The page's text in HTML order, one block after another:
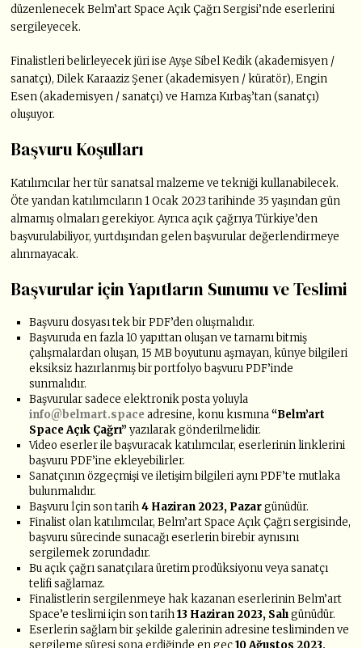
düzenlenecek Belm’art Space Açık Çağrı Sergisi’nde eserlerini
sergileyecek.
Finalistleri belirleyecek jüri ise Ayşe Sibel Kedik (akademisyen /
sanatçı), Dilek Karaaziz Şener (akademisyen / küratör), Engin
Esen (akademisyen / sanatçı) ve Hamza Kırbaş’tan (sanatçı)
oluşuyor.
Başvuru Koşulları
Katılımcılar her tür sanatsal malzeme ve tekniği kullanabilecek.
Öte yandan katılımcıların 1 Ocak 2023 tarihinde 35 yaşından gün
almamış olmaları gerekiyor. Ayrıca açık çağrıya Türkiye’den
başvurulabiliyor, yurtdışından gelen başvurular değerlendirmeye
alınmayacak.
Başvurular için Yapıtların Sunumu ve Teslimi
Başvuru dosyası tek bir PDF’den oluşmalıdır.
Başvuruda en fazla 10 yapıttan oluşan ve tamamı bitmiş
çalışmalardan oluşan, 15 MB boyutunu aşmayan, künye bilgileri
eksiksiz hazırlanmış bir portfolyo başvuru PDF’inde
sunmalıdır.
Başvurular sadece elektronik posta yoluyla
info@belmart.space adresine, konu kısmına“Belm’art
Space Açık Çağrı” yazılarak gönderilmelidir.
Video eserler ile başvuracak katılımcılar, eserlerinin linklerini
başvuru PDF’ine ekleyebilirler.
Sanatçının özgeçmişi ve iletişim bilgileri aynı PDF’te mutlaka
bulunmalıdır.
Başvuru İçin son tarih4 Haziran 2023, Pazargünüdür.
Finalist olan katılımcılar, Belm’art Space Açık Çağrı sergisinde,
başvuru sürecinde sunacağı eserlerin birebir aynısını
sergilemek zorundadır.
Bu açık çağrı sanatçılara üretim prodüksiyonu veya sanatçı
telifi sağlamaz.
Finalistlerin sergilenmeye hak kazanan eserlerinin Belm’art
Space’e teslimi için son tarih13 Haziran 2023, Salıgünüdür.
Eserlerin sağlam bir şekilde galerinin adresine tesliminden ve
sergileme süresi sona erdiğinde en geç10 Ağustos 2023,